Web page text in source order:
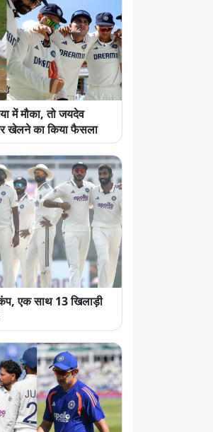
में मौका, तो जयदेव
खेलने का किया फैसला
एक साथ 13 खिलाड़ी